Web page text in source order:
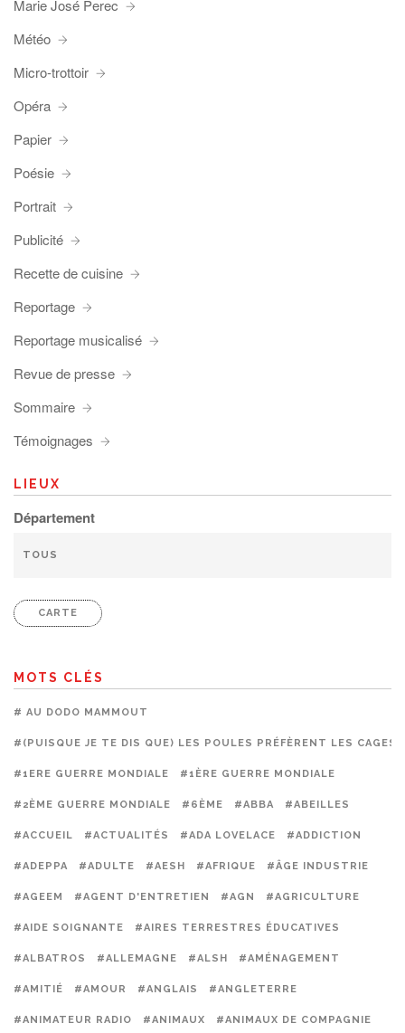
Marie José Perec
Météo
Micro-trottoir
Opéra
Papier
Poésie
Portrait
Publicité
Recette de cuisine
Reportage
Reportage musicalisé
Revue de presse
Sommaire
Témoignages
LIEUX
Département
CARTE
MOTS CLÉS
# AU DODO MAMMOUT
#(PUISQUE JE TE DIS QUE) LES POULES PRÉFÈRENT LES CAGES
#1ERE GUERRE MONDIALE #1ÈRE GUERRE MONDIALE
#2ÈME GUERRE MONDIALE #6ÈME #ABBA #ABEILLES
#ACCUEIL #ACTUALITÉS #ADA LOVELACE #ADDICTION
#ADEPPA #ADULTE #AESH #AFRIQUE #ÂGE INDUSTRIE
#AGEEM #AGENT D'ENTRETIEN #AGN #AGRICULTURE
#AIDE SOIGNANTE #AIRES TERRESTRES ÉDUCATIVES
#ALBATROS #ALLEMAGNE #ALSH #AMÉNAGEMENT
#AMITIÉ #AMOUR #ANGLAIS #ANGLETERRE
#ANIMATEUR RADIO #ANIMAUX #ANIMAUX DE COMPAGNIE